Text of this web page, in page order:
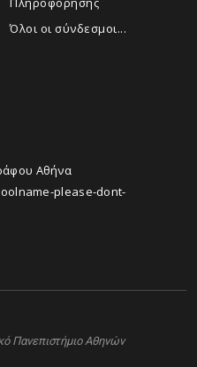
Όλοι οι σύνδεσμοι...
Αθήνα
please-dont-
Πανεπιστήμιο Αθηνών